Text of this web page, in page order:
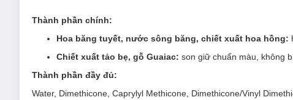
Thành phần chính:
Hoa băng tuyết, nước sông băng, chiết xuất hoa hồng:
Chiết xuất tảo bẹ, gỗ Guaiac: son giữ chuẩn màu, không
Thành phần đầy đủ:
Water, Dimethicone, Caprylyl Methicone, Dimethicone/Vinyl